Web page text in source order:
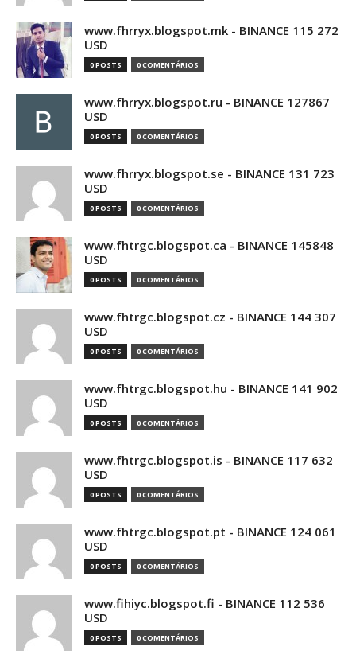
www.fhrryx.blogspot.mk - BINANCE 115 272
USD
0 POSTS 0 COMENTÁRIOS
www.fhrryx.blogspot.ru - BINANCE 127867
USD
0 POSTS 0 COMENTÁRIOS
www.fhrryx.blogspot.se - BINANCE 131 723
USD
0 POSTS 0 COMENTÁRIOS
www.fhtrgc.blogspot.ca - BINANCE 145848
USD
0 POSTS 0 COMENTÁRIOS
www.fhtrgc.blogspot.cz - BINANCE 144 307
USD
0 POSTS 0 COMENTÁRIOS
www.fhtrgc.blogspot.hu - BINANCE 141 902
USD
0 POSTS 0 COMENTÁRIOS
www.fhtrgc.blogspot.is - BINANCE 117 632
USD
0 POSTS 0 COMENTÁRIOS
www.fhtrgc.blogspot.pt - BINANCE 124 061
USD
0 POSTS 0 COMENTÁRIOS
www.fihiyc.blogspot.fi - BINANCE 112 536
USD
0 POSTS 0 COMENTÁRIOS